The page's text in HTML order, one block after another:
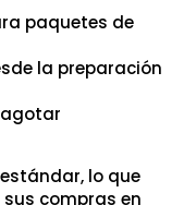
paquetes de
la preparación
lo que
compras en